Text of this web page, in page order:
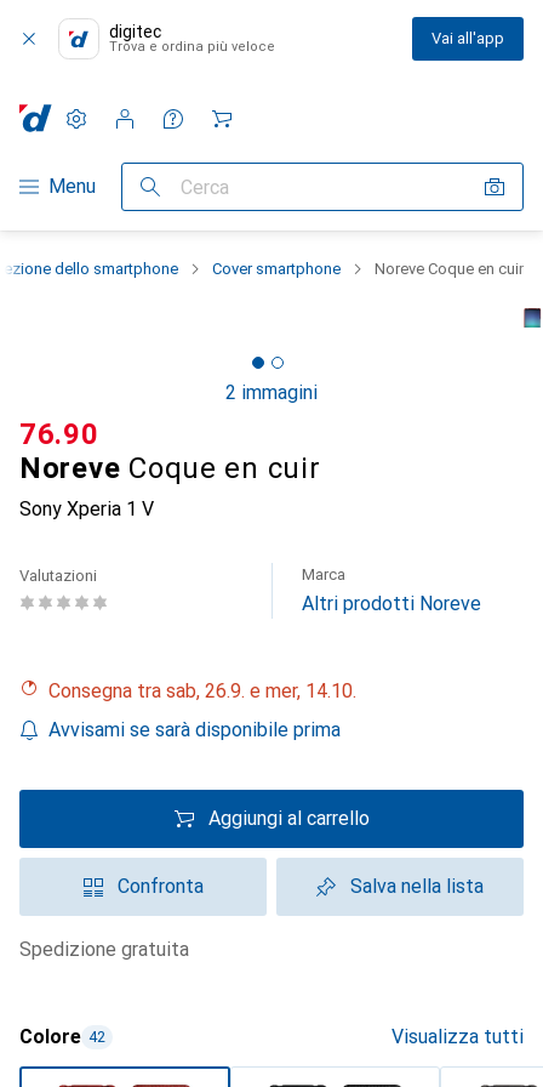
digitec
Trova e ordina più veloce Vai all'app
Categoria Navigazione
Menu Cerca
Impostazioni
Conto cliente
Liste di confronto
Liste dei desideri
Carrello
dello smartphone Cover smartphone Noreve Coque en cuir
2 immagini
Noreve Coque en cuir
Sony Xperia 1 V
CHF
76.90
Valutazioni Marca
Altri prodotti Noreve
Consegna tra sab, 26.9. e mer, 14.10.
Avvisami se sarà disponibile prima
Aggiungi al carrello
Confronta Salva nella lista
spedizione gratuita
Colore 42 Visualizza tutti